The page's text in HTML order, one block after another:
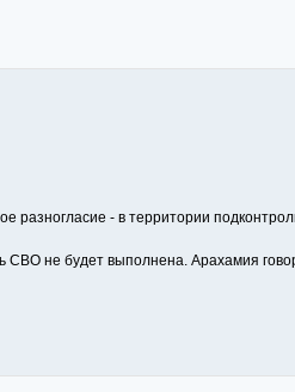
разногласие - в территории
СВО не будет выполнена. Арахамия